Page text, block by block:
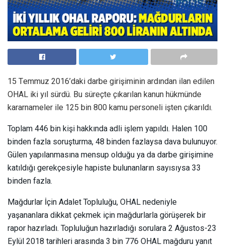
15 Temmuz 2016’daki darbe girişiminin ardından ilan edilen
OHAL iki yıl sürdü. Bu süreçte çıkarılan kanun hükmünde
kararnameler ile 125 bin 800 kamu personeli işten çıkarıldı.
Toplam 446 bin kişi hakkında adli işlem yapıldı. Halen 100
binden fazla soruşturma, 48 binden fazlaysa dava bulunuyor.
Gülen yapılanmasına mensup olduğu ya da darbe girişimine
katıldığı gerekçesiyle hapiste bulunanların sayısıysa 33
binden fazla.
Mağdurlar İçin Adalet Topluluğu, OHAL nedeniyle
yaşananlara dikkat çekmek için mağdurlarla görüşerek bir
rapor hazırladı. Topluluğun hazırladığı sorulara 2 Ağustos-23
Eylül 2018 tarihleri arasında 3 bin 776 OHAL mağduru yanıt